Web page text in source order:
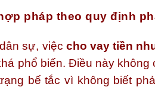
pháp theo quy định
sự, việc cho vay tiền
phổ biến. Điều này không
bế tắc vì không biết